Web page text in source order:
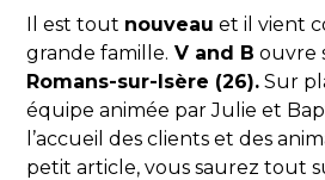
Il est tout nouveau et il vient
grande famille. V and B ouvre
Romans-sur-Isère (26). Sur
équipe animée par Julie et
l’accueil des clients et des
petit article, vous saurez tout